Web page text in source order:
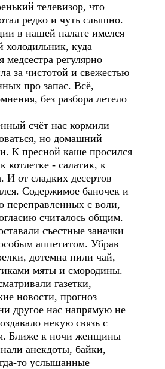
телевизор, что
редко и чуть слышно.
в нашей палате имелся
куда
медсестра регулярно
за чистотой и свежестью
про запас. Всё,
без разбора летело
счёт нас кормили
но домашний
К пресной каше просился
котлетке - салатик, к
И от сладких десертов
Содержимое баночек и
переправленных с воли,
считалось общим.
съестные заначки
аппетитом. Убрав
дотемна пили чай,
мяты и смородины.
газетки,
новости, прогноз
другое нас напрямую не
некую связь с
Ближе к ночи женщины
анекдоты, байки,
то услышанные